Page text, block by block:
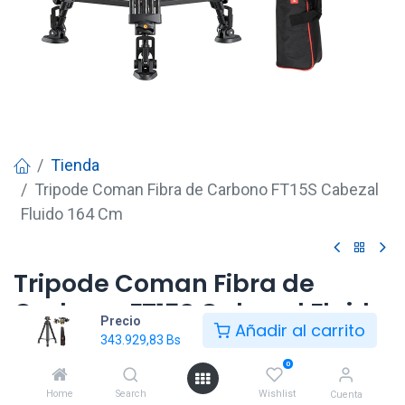
Precio
343.929,83 Bs Añadir al carrito
Home Search
0
Wishlist Cuenta
Tienda
Tripode Coman Fibra de Carbono FT15S Cabezal
Fluido 164 Cm
Tripode Coman Fibra de
Carbono FT15S Cabezal Fluido
164 Cm
343.929,83Bs